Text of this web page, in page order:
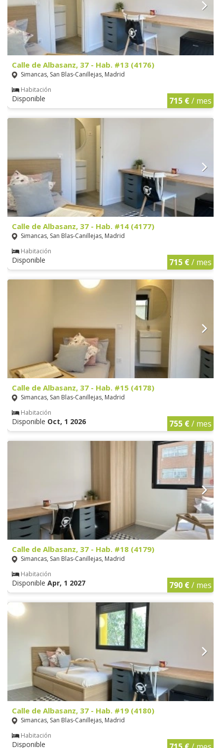
Calle de Albasanz, 37 - Hab. #13 (4176)
Simancas, San Blas-Canillejas, Madrid
Habitación
Disponible 715 €/ mes
Calle de Albasanz, 37 - Hab. #14 (4177)
Simancas, San Blas-Canillejas, Madrid
Habitación
Disponible 715 €/ mes
Calle de Albasanz, 37 - Hab. #15 (4178)
Simancas, San Blas-Canillejas, Madrid
Habitación
Disponible Oct, 1 2026 755 €/ mes
Calle de Albasanz, 37 - Hab. #18 (4179)
Simancas, San Blas-Canillejas, Madrid
Habitación
Disponible Apr, 1 2027 790 €/ mes
Calle de Albasanz, 37 - Hab. #19 (4180)
Simancas, San Blas-Canillejas, Madrid
Habitación
Disponible